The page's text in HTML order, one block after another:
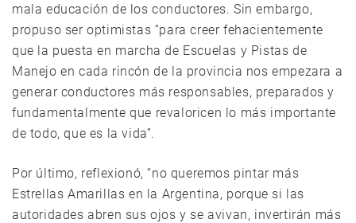
mala educación de los conductores. Sin embargo,
propuso ser optimistas “para creer fehacientemente
que la puesta en marcha de Escuelas y Pistas de
Manejo en cada rincón de la provincia nos empezara a
generar conductores más responsables, preparados y
fundamentalmente que revaloricen lo más importante
de todo, que es la vida”.
Por último, reflexionó, “no queremos pintar más
Estrellas Amarillas en la Argentina, porque si las
autoridades abren sus ojos y se avivan, invertirán más